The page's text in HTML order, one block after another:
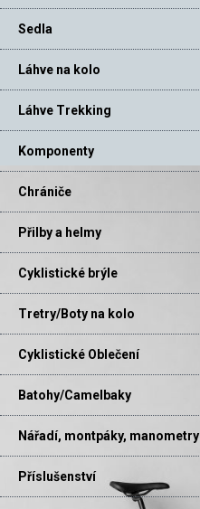
Sedla
Láhve na kolo
Láhve Trekking
Komponenty
Chrániče
Přilby a helmy
Cyklistické brýle
Tretry/Boty na kolo
Cyklistické Oblečení
Batohy/Camelbaky
Nářadí, montpáky, manometry
Příslušenství